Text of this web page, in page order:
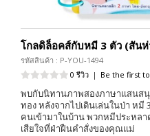
โกลดิล็อคส์กับหมี 3 ตัว (สันห่
รหัสสินค้า : P-YOU-1494
0 รีวิว | Be the first
พบกับนิทานภาพสองภาษาแสนส
ทอง หลังจากไปเดินเล่นในป่า ห
คนเข้ามาในบ้าน พวกหมีประหล
เสียใจที่ฝ่าฝืนคำสั่งของคุณแม่